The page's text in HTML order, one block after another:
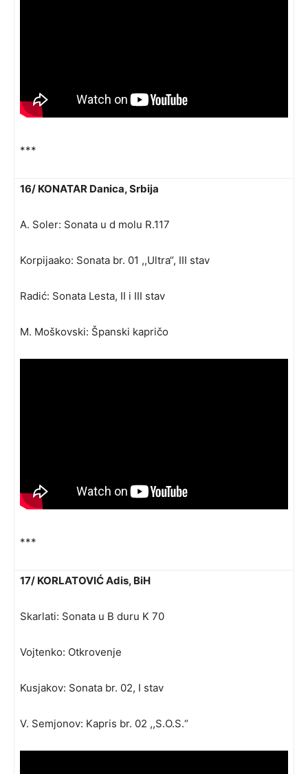
***
16/ KONATAR Danica, Srbija
A. Soler: Sonata u d molu R.117
Korpijaako: Sonata br. 01 ,,Ultra“, III stav
Radić: Sonata Lesta, II i III stav
M. Moškovski: Španski kapričo
***
17/ KORLATOVIĆ Adis, BiH
Skarlati: Sonata u B duru K 70
Vojtenko: Otkrovenje
Kusjakov: Sonata br. 02, I stav
V. Semjonov: Kapris br. 02 ,,S.O.S.“